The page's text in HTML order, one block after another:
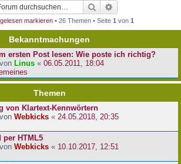
e
Suche
markieren • 26 Themen • Seite 1 von 1
Bekanntmachungen
ersten Post lesen: Wie poste ich richtig?
Linus « 06.05.2011, 18:04
Themen
von Klartext-Kennwörtern
Webkicks « 24.05.2018, 20:35
per HTML5
Webkicks « 10.10.2017, 12:51